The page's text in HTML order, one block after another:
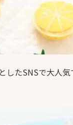
たSNSで大人